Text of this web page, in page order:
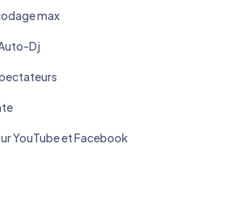
max
Dj
YouTube et Facebook